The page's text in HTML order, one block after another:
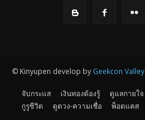
© Kinyupen develop by Geekcon Valley
จับกระแส เงินทองต้องรู้ ดูแลกายใจ
กูรูชีวิต
ดูดวง-ความเชื่อ พ็อดแคส